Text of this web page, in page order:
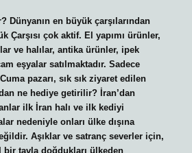
Dünyanın en büyük çarşılarından
Çarşısı çok aktif. El yapımı ürünler,
ve halılar, antika ürünler, ipek
eşyalar satılmaktadır. Sadece
pazarı, sık sık ziyaret edilen
ne hediye getirilir? İran’dan
ilk İran halı ve ilk kediyi
nedeniyle onları ülke dışına
Aşıklar ve satranç severler için,
tavla doğdukları ülkeden